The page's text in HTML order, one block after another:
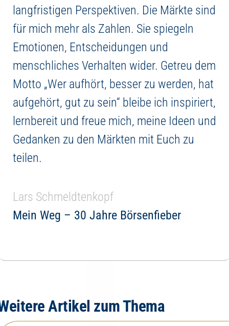
langfristigen Perspektiven. Die Märkte sind
für mich mehr als Zahlen. Sie spiegeln
Emotionen, Entscheidungen und
menschliches Verhalten wider. Getreu dem
Motto „Wer aufhört, besser zu werden, hat
aufgehört, gut zu sein“ bleibe ich inspiriert,
lernbereit und freue mich, meine Ideen und
Gedanken zu den Märkten mit Euch zu
teilen.
Lars Schmeldtenkopf
Mein Weg – 30 Jahre Börsenfieber
Artikel zum Thema